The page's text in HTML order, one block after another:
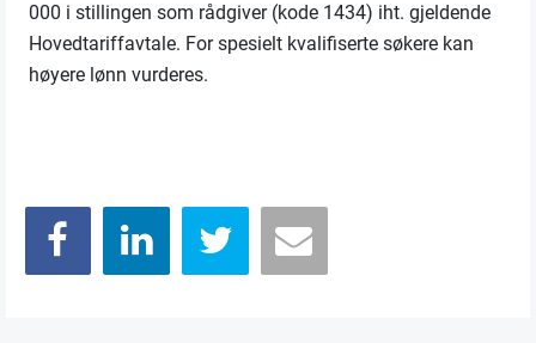
000 i stillingen som rådgiver (kode 1434) iht. gjeldende
Hovedtariffavtale. For spesielt kvalifiserte søkere kan
høyere lønn vurderes.